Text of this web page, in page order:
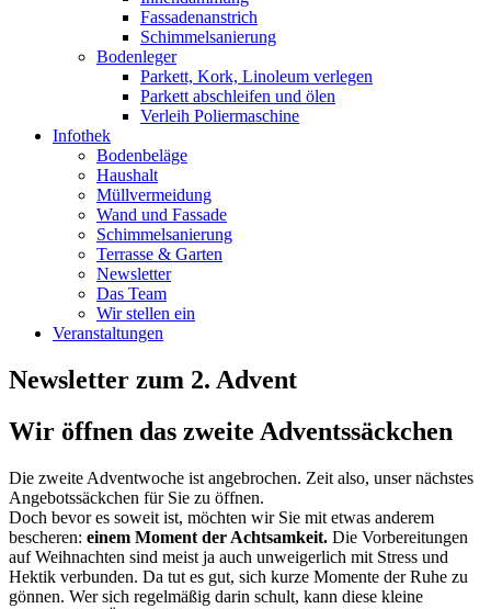
Fassadenanstrich
Schimmelsanierung
Bodenleger
Parkett, Kork, Linoleum verlegen
Parkett abschleifen und ölen
Verleih Poliermaschine
Infothek
Bodenbeläge
Haushalt
Müllvermeidung
Wand und Fassade
Schimmelsanierung
Terrasse & Garten
Newsletter
Das Team
Wir stellen ein
Veranstaltungen
Newsletter zum 2. Advent
Wir öffnen das zweite Adventssäckchen
Die zweite Adventwoche ist angebrochen. Zeit also, unser nächstes
Angebotssäckchen für Sie zu öffnen.
Doch bevor es soweit ist, möchten wir Sie mit etwas anderem
bescheren: einem Moment der Achtsamkeit. Die Vorbereitungen
auf Weihnachten sind meist ja auch unweigerlich mit Stress und
Hektik verbunden. Da tut es gut, sich kurze Momente der Ruhe zu
gönnen. Wer sich regelmäßig darin schult, kann diese kleine